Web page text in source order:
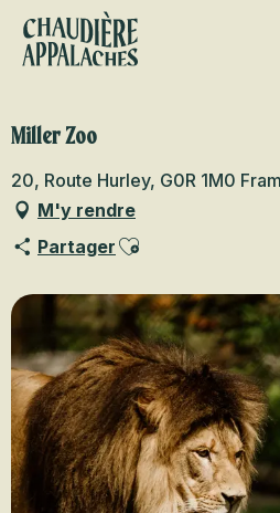
Aller
contenu
favoris
Miller Zoo
20, Route Hurley, G0R 1M0
M'y rendre
Partager Ajouter aux favoris